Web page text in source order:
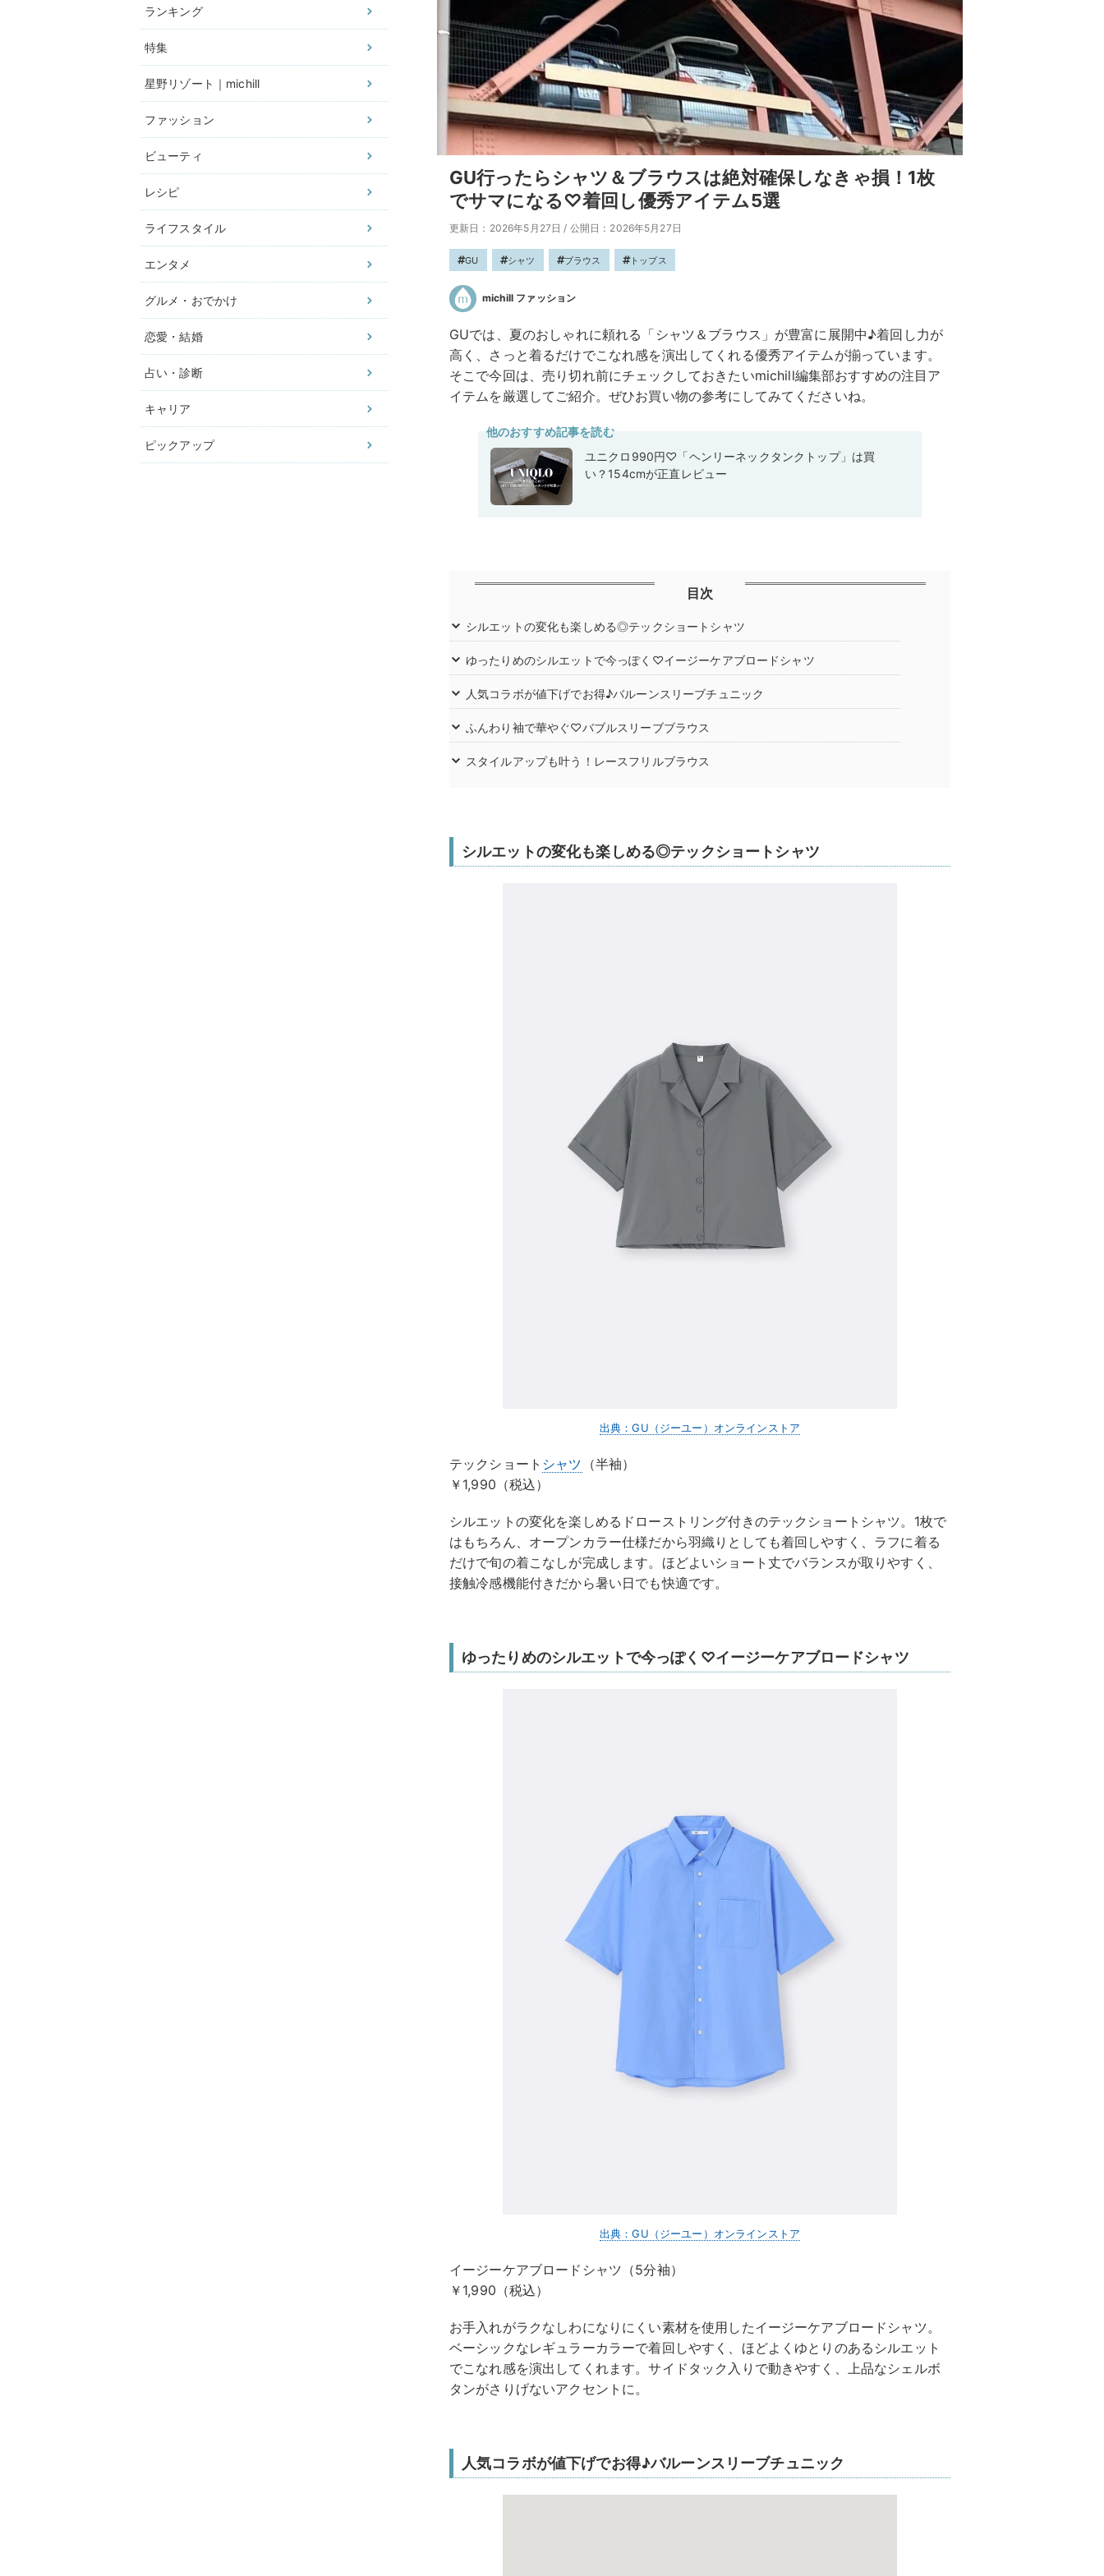
ランキング
特集
星野リゾート｜michill
ファッション
ビューティ
レシピ
ライフスタイル
エンタメ
グルメ・おでかけ
恋愛・結婚
占い・診断
キャリア
ピックアップ
GU行ったらシャツ＆ブラウスは絶対確保しなきゃ損！1枚
でサマになる♡着回し優秀アイテム5選
更新日：2026年5月27日 / 公開日：2026年5月27日
GU シャツ ブラウス トップス
michill ファッション
GUでは、夏のおしゃれに頼れる「シャツ＆ブラウス」が豊富に展開中♪着回し力が
高く、さっと着るだけでこなれ感を演出してくれる優秀アイテムが揃っています。
そこで今回は、売り切れ前にチェックしておきたいmichill編集部おすすめの注目ア
イテムを厳選してご紹介。ぜひお買い物の参考にしてみてくださいね。
他のおすすめ記事を読む
ユニクロ990円♡「ヘンリーネックタンクトップ」は買
い？154cmが正直レビュー
目次
シルエットの変化も楽しめる◎テックショートシャツ
ゆったりめのシルエットで今っぽく♡イージーケアブロードシャツ
人気コラボが値下げでお得♪バルーンスリーブチュニック
ふんわり袖で華やぐ♡バブルスリーブブラウス
スタイルアップも叶う！レースフリルブラウス
シルエットの変化も楽しめる◎テックショートシャツ
出典：GU（ジーユー）オンラインストア
テックショート シャツ （半袖）
￥1,990（税込）
シルエットの変化を楽しめるドローストリング付きのテックショートシャツ。1枚で
はもちろん、オープンカラー仕様だから羽織りとしても着回しやすく、ラフに着る
だけで旬の着こなしが完成します。ほどよいショート丈でバランスが取りやすく、
接触冷感機能付きだから暑い日でも快適です。
ゆったりめのシルエットで今っぽく♡イージーケアブロードシャツ
出典：GU（ジーユー）オンラインストア
イージーケアブロードシャツ（5分袖）
￥1,990（税込）
お手入れがラクなしわになりにくい素材を使用したイージーケアブロードシャツ。
ベーシックなレギュラーカラーで着回しやすく、ほどよくゆとりのあるシルエット
でこなれ感を演出してくれます。サイドタック入りで動きやすく、上品なシェルボ
タンがさりげないアクセントに。
人気コラボが値下げでお得♪バルーンスリーブチュニック